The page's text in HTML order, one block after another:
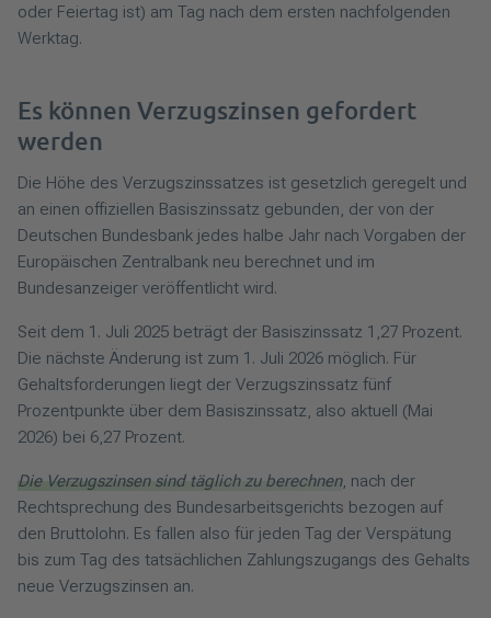
oder Feiertag ist) am Tag nach dem ersten nachfolgenden
Werktag.
Es können Verzugszinsen gefordert
werden
Die Höhe des Verzugszinssatzes ist gesetzlich geregelt und
an einen offiziellen Basiszinssatz gebunden, der von der
Deutschen Bundesbank jedes halbe Jahr nach Vorgaben der
Europäischen Zentralbank neu berechnet und im
Bundesanzeiger veröffentlicht wird.
Seit dem 1. Juli 2025 beträgt der Basiszinssatz 1,27 Prozent.
Die nächste Änderung ist zum 1. Juli 2026 möglich. Für
Gehaltsforderungen liegt der Verzugszinssatz fünf
Prozentpunkte über dem Basiszinssatz, also aktuell (Mai
2026) bei 6,27 Prozent.
Die Verzugszinsen sind täglich zu berechnen, nach der
Rechtsprechung des Bundesarbeitsgerichts bezogen auf
den Bruttolohn. Es fallen also für jeden Tag der Verspätung
bis zum Tag des tatsächlichen Zahlungszugangs des Gehalts
neue Verzugszinsen an.